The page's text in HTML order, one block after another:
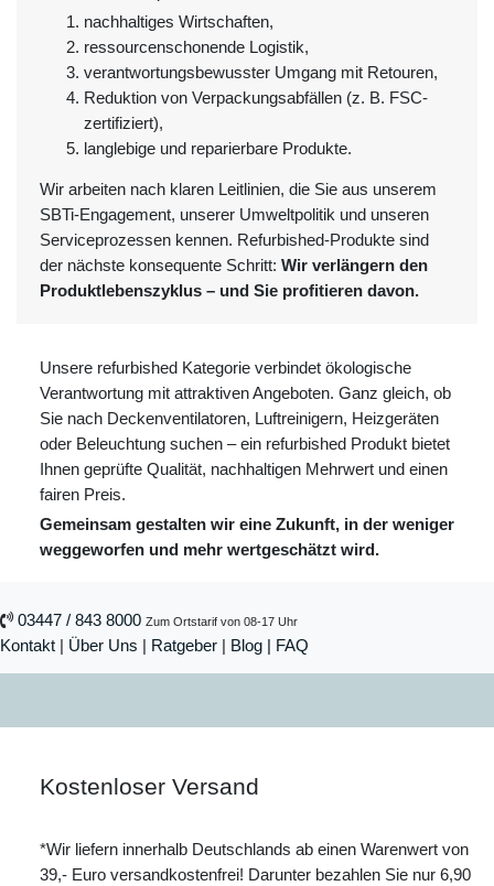
nachhaltiges Wirtschaften,
ressourcenschonende Logistik,
verantwortungsbewusster Umgang mit Retouren,
Reduktion von Verpackungsabfällen (z. B. FSC-
zertifiziert),
langlebige und reparierbare Produkte.
Wir arbeiten nach klaren Leitlinien, die Sie aus unserem
SBTi-Engagement, unserer Umweltpolitik und unseren
Serviceprozessen kennen. Refurbished-Produkte sind
der nächste konsequente Schritt: Wir verlängern den
Produktlebenszyklus – und Sie profitieren davon.
Unsere refurbished Kategorie verbindet ökologische
Verantwortung mit attraktiven Angeboten. Ganz gleich, ob
Sie nach Deckenventilatoren, Luftreinigern, Heizgeräten
oder Beleuchtung suchen – ein refurbished Produkt bietet
Ihnen geprüfte Qualität, nachhaltigen Mehrwert und einen
fairen Preis.
Gemeinsam gestalten wir eine Zukunft, in der weniger
weggeworfen und mehr wertgeschätzt wird.
03447 / 843 8000 Zum Ortstarif von 08-17 Uhr
Kontakt | Über Uns | Ratgeber | Blog | FAQ
Kostenloser Versand
*Wir liefern innerhalb Deutschlands ab einen Warenwert von
39,- Euro versandkostenfrei! Darunter bezahlen Sie nur 6,90